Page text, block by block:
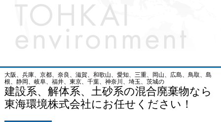
大阪、兵庫、京都、奈良、滋賀、和歌山、愛知、三重、岡山、広島、鳥取、島
根、静岡、岐阜、福井、東京、千葉、神奈川、埼玉、茨城の
建設系、解体系、土砂系の混合廃棄物なら
東海環境株式会社にお任せください！